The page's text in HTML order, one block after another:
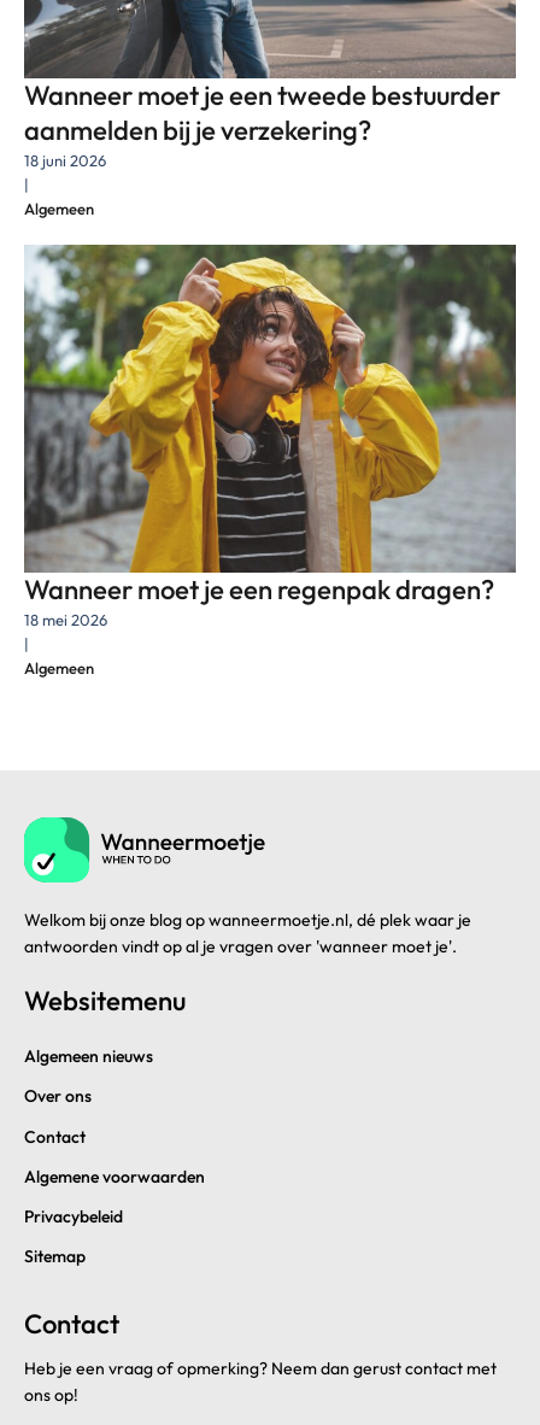
Wanneer moet je een tweede bestuurder
aanmelden bij je verzekering?
18 juni 2026
|
Algemeen
Wanneer moet je een regenpak dragen?
18 mei 2026
|
Algemeen
Welkom bij onze blog op wanneermoetje.nl, dé plek waar je
antwoorden vindt op al je vragen over 'wanneer moet je'.
Websitemenu
Algemeen nieuws
Over ons
Contact
Algemene voorwaarden
Privacybeleid
Sitemap
Contact
Heb je een vraag of opmerking? Neem dan gerust contact met
ons op!